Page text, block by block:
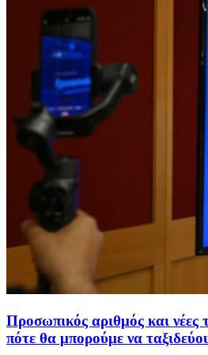
Προσωπικός αριθμός και νέες
πότε θα μπορούμε να